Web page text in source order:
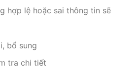
hợp lệ hoặc sai thông tin sẽ
bổ sung
tra chi tiết